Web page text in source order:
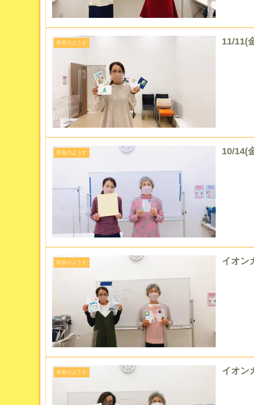
幸座のようす 11/11(
幸座のようす 10/14(
幸座のようす イオン
幸座のようす イオン